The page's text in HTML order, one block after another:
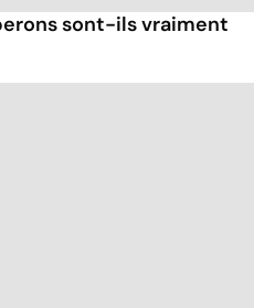
sont-ils vraiment